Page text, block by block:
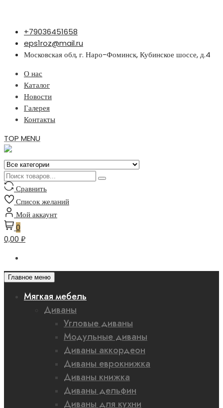
Перейти
содержимому
+79036451658
eps1roz@mail.ru
Московская обл, г. Наро-Фоминск, Кубинское шоссе, д.4
О нас
Каталог
Новости
Галерея
Контакты
TOP MENU
Сравнить
Список желаний
Мой аккаунт
0
0,00 ₽
Главное меню
Мягкая мебель
Диваны
Угловые диваны
Модульные диваны
Диваны аккордеон
Диваны еврокнижка
Диваны книжка
Диваны дельфин
Диваны для кухни